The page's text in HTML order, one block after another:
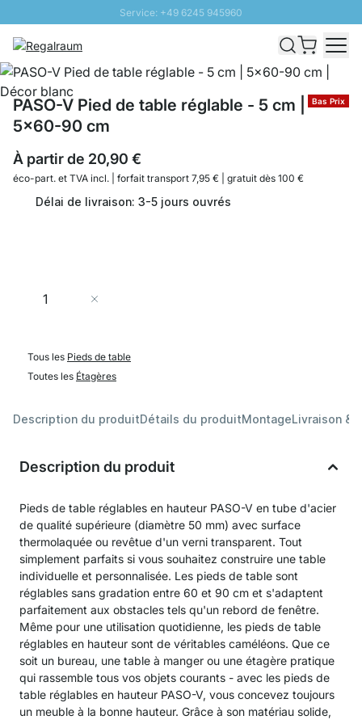
Service: +49 6245 945960
Livraison rapide - Livraison gratuite dès 100€
Bas Prix
PASO-V Pied de table réglable - 5 cm |
5x60-90 cm
À partir de 20,90 €
éco-part. et TVA incl. | forfait transport 7,95 € | gratuit dès 100 €
Délai de livraison: 3-5 jours ouvrés
Quantité
Tous les Pieds de table
Toutes les Étagères
Description du produitDétails du produitMontageLivraison &
Description du produit
Pieds de table réglables en hauteur PASO-V en tube d'acier
de qualité supérieure (diamètre 50 mm) avec surface
thermolaquée ou revêtue d'un verni transparent. Tout
simplement parfaits si vous souhaitez construire une table
individuelle et personnalisée. Les pieds de table sont
réglables sans gradation entre 60 et 90 cm et s'adaptent
parfaitement aux obstacles tels qu'un rebord de fenêtre.
Même pour une utilisation quotidienne, les pieds de table
réglables en hauteur sont de véritables caméléons. Que ce
soit un bureau, une table à manger ou une étagère pratique
qui rassemble tous vos objets courants - avec les pieds de
table réglables en hauteur PASO-V, vous concevez toujours
un meuble à la bonne hauteur. Grâce à son matériau solide,